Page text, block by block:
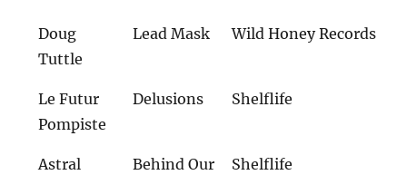
Doug
Tuttle
Lead Mask Wild Honey Records
Le Futur
Pompiste
Delusions Shelflife
Astral
Behind Our
Shelflife